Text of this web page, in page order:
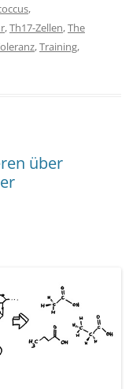
,
,Th17-Zellen,The
,Training,
über